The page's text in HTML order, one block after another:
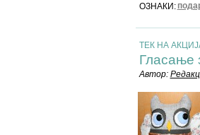
ОЗНАКИ:
ТЕК НА
Гласање
Автор: